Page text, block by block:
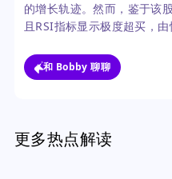
的增长轨迹。然而，鉴于该
且RSI指标显示极度超买，
和 Bobby 聊聊
更多热点解读